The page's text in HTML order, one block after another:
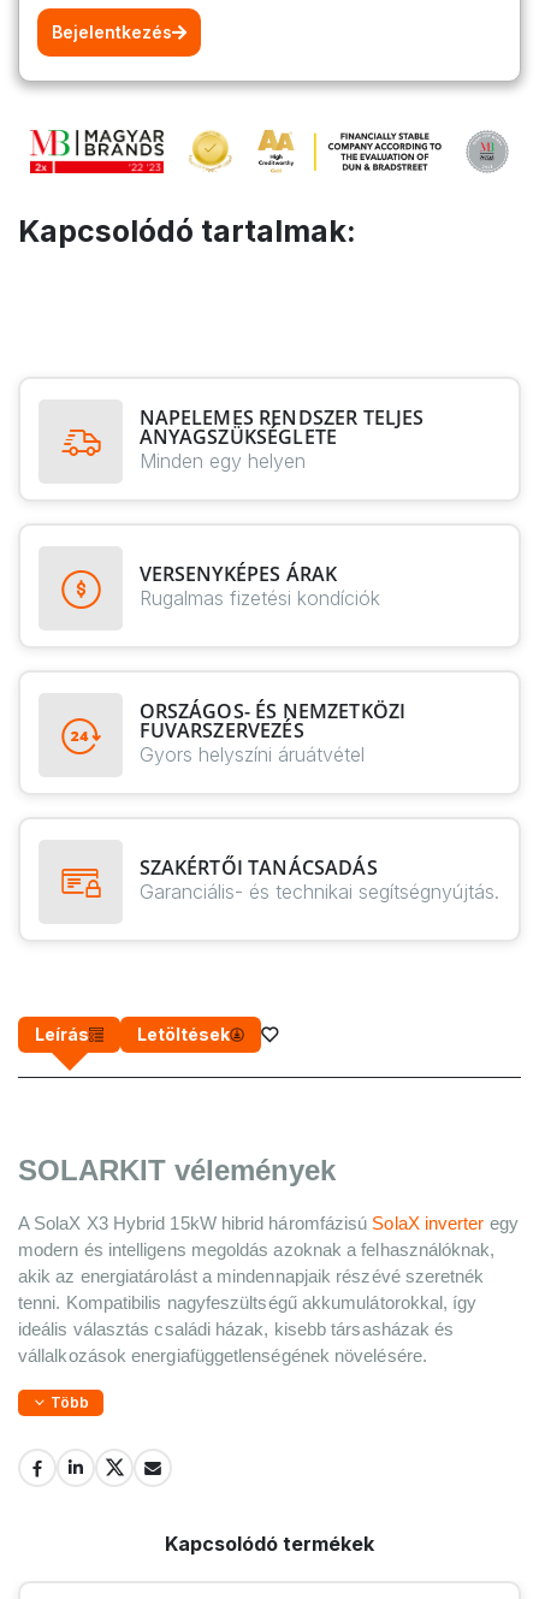
Bejelentkezés
Kapcsolódó tartalmak:
NAPELEMES RENDSZER TELJES
ANYAGSZÜKSÉGLETE
Minden egy helyen
VERSENYKÉPES ÁRAK
Rugalmas fizetési kondíciók
ORSZÁGOS- ÉS NEMZETKÖZI
FUVARSZERVEZÉS
Gyors helyszíni áruátvétel
SZAKÉRTŐI TANÁCSADÁS
Garanciális- és technikai segítségnyújtás.
Leírás Letöltések
SOLARKIT vélemények
A SolaX X3 Hybrid 15kW hibrid háromfázisú SolaX inverter egy
modern és intelligens megoldás azoknak a felhasználóknak,
akik az energiatárolást a mindennapjaik részévé szeretnék
tenni. Kompatibilis nagyfeszültségű akkumulátorokkal, így
ideális választás családi házak, kisebb társasházak és
vállalkozások energiafüggetlenségének növelésére.
Több
Kapcsolódó termékek